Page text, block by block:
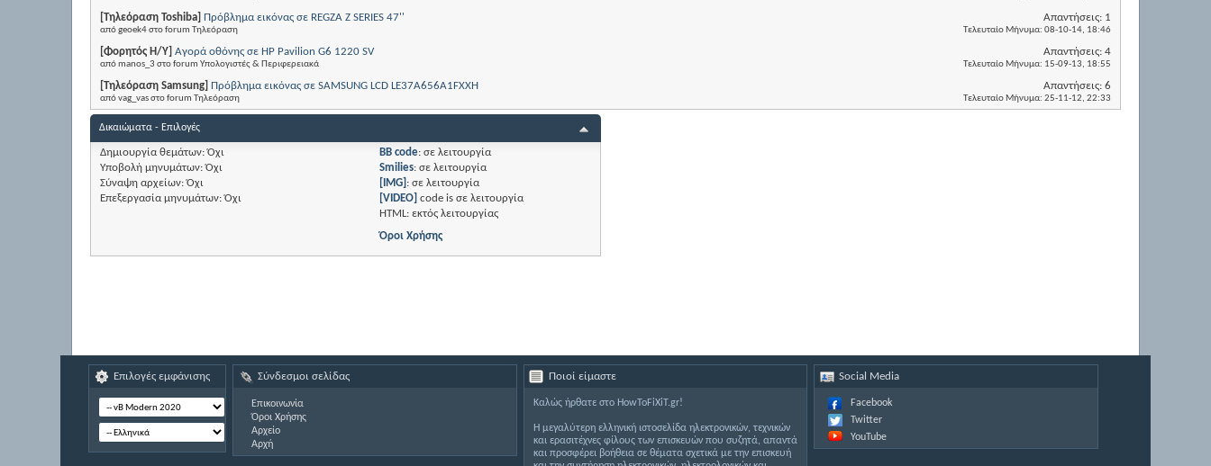
[Τηλεόραση Toshiba] Πρόβλημα εικόνας σε REGZA Z SERIES 47''
από geoek4 στο forum Τηλεόραση
Απαντήσεις:1
Τελευταίο Μήνυμα: 08-10-14, 18:46
[Φορητός Η/Υ] Αγορά οθόνης σε HP Pavilion G6 1220 SV
από manos_3 στο forum Υπολογιστές & Περιφερειακά
Απαντήσεις:4
Τελευταίο Μήνυμα: 15-09-13, 18:55
[Τηλεόραση Samsung] Πρόβλημα εικόνας σε SAMSUNG LCD LE37A656A1FXXH
από vag_vas στο forum Τηλεόραση
Απαντήσεις:6
Τελευταίο Μήνυμα: 25-11-12, 22:33
Δικαιώματα - Επιλογές
Δημιουργία θεμάτων:Όχι
Υποβολή μηνυμάτων:Όχι
Σύναψη αρχείων:Όχι
Επεξεργασία μηνυμάτων:Όχι
BB code: σε λειτουργία
Smilies: σε λειτουργία
[IMG] : σε λειτουργία
[VIDEO] code is σε λειτουργία
HTML: εκτός λειτουργίας
Όροι Χρήσης
Επιλογές εμφάνισης Σύνδεσμοι σελίδας
Επικοινωνία
Όροι Χρήσης
Αρχείο
Αρχή
Ποιοί είμαστε
Καλώς ήρθατε στο HowToFiXiT.gr!
Η μεγαλύτερη ελληνική ιστοσελίδα ηλεκτρονικών, τεχνικών
και ερασιτέχνες φίλους των επισκευών που συζητά, απαντά
και προσφέρει βοήθεια σε θέματα σχετικά με την επισκευή
Social Media
Facebook
Twitter
YouTube